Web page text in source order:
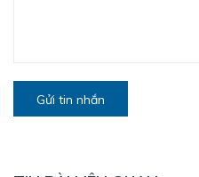
Gửi tin nhắn